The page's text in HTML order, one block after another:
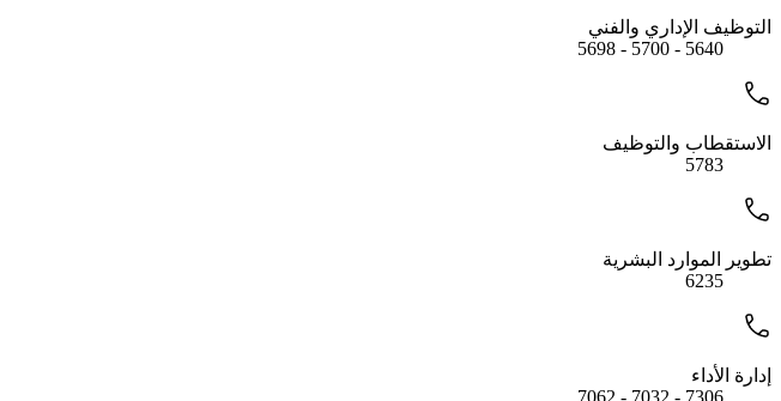
التوظيف الإداري والفني
5640 - 5700 - 5698
الاستقطاب والتوظيف
5783
تطوير الموارد البشرية
6235
إدارة الأداء